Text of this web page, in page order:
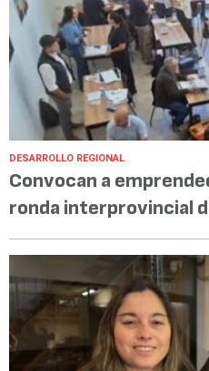
DESARROLLO REGIONAL
Convocan a
ronda interprovincial